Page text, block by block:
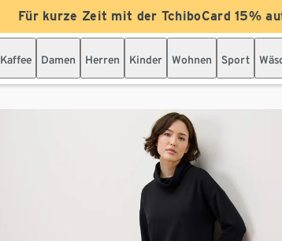
Für kurze Zeit mit der TchiboCard 15%
Kaffee Damen Herren Kinder Wohnen Sport